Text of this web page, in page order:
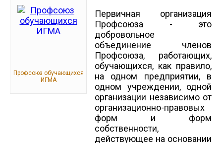
Профсоюз обучающихся
ИГМА
Первичная организация
Профсоюза - это
добровольное
объединение членов
Профсоюза, работающих,
обучающихся, как правило,
на одном предприятии, в
одном учреждении, одной
организации независимо от
организационно-правовых
форм и форм
собственности,
действующее на основании